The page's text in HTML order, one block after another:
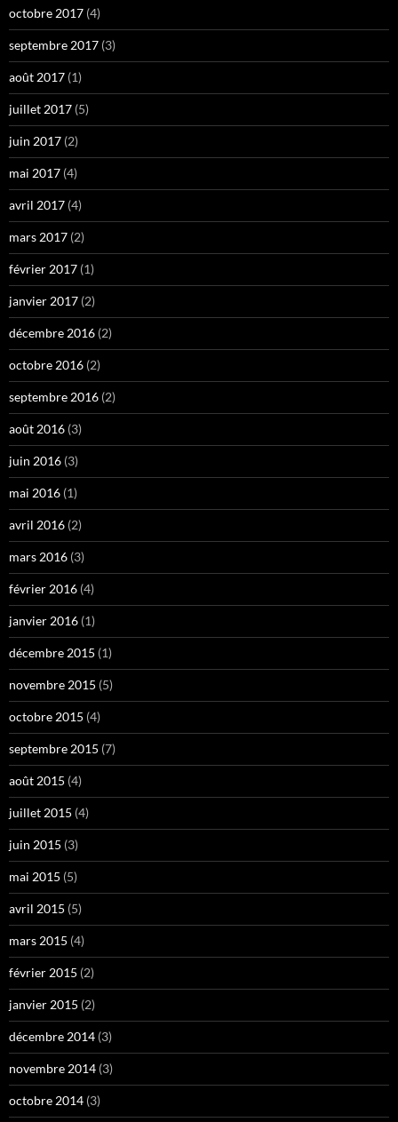
octobre 2017 (4)
septembre 2017 (3)
août 2017 (1)
juillet 2017 (5)
juin 2017 (2)
mai 2017 (4)
avril 2017 (4)
mars 2017 (2)
février 2017 (1)
janvier 2017 (2)
décembre 2016 (2)
octobre 2016 (2)
septembre 2016 (2)
août 2016 (3)
juin 2016 (3)
mai 2016 (1)
avril 2016 (2)
mars 2016 (3)
février 2016 (4)
janvier 2016 (1)
décembre 2015 (1)
novembre 2015 (5)
octobre 2015 (4)
septembre 2015 (7)
août 2015 (4)
juillet 2015 (4)
juin 2015 (3)
mai 2015 (5)
avril 2015 (5)
mars 2015 (4)
février 2015 (2)
janvier 2015 (2)
décembre 2014 (3)
novembre 2014 (3)
octobre 2014 (3)